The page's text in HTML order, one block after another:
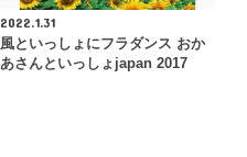
2022.1.31
風といっしょにフラダンス おか
あさんといっしょjapan 2017